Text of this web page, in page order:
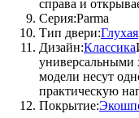
справа и
Серия:Parma
Тип двери:Глухая
Дизайн:Классика
универсальными
модели несут
практическую
Покрытие: